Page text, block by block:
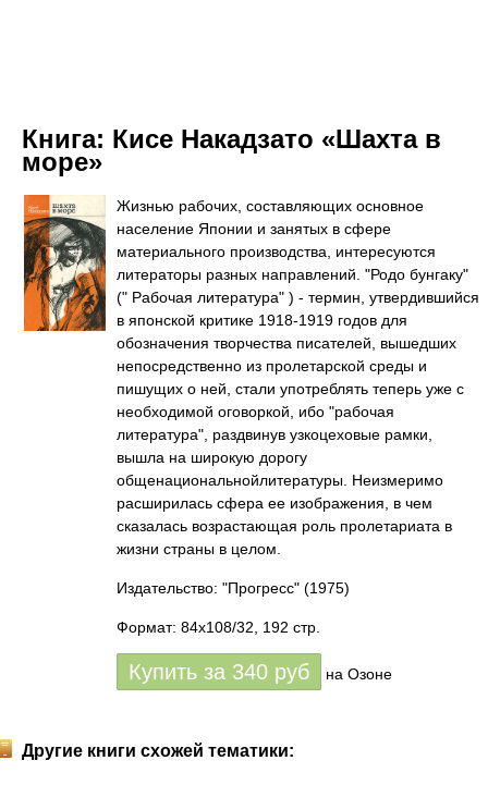
Книга: Кисе Накадзато «Шахта в
море»
Жизнью рабочих, составляющих основное
население Японии и занятых в сфере
материального производства, интересуются
литераторы разных направлений. "Родо бунгаку"
(" Рабочая литература" ) - термин, утвердившийся
в японской критике 1918-1919 годов для
обозначения творчества писателей, вышедших
непосредственно из пролетарской среды и
пишущих о ней, стали употреблять теперь уже с
необходимой оговоркой, ибо "рабочая
литература", раздвинув узкоцеховые рамки,
вышла на широкую дорогу
общенациональнойлитературы. Неизмеримо
расширилась сфера ее изображения, в чем
сказалась возрастающая роль пролетариата в
жизни страны в целом.
Издательство: "Прогресс" (1975)
Формат: 84x108/32, 192 стр.
Купить за 340 руб на Озоне
Другие книги схожей тематики: